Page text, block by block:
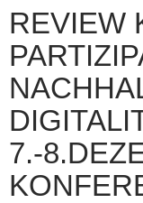
REVIEW
7.-